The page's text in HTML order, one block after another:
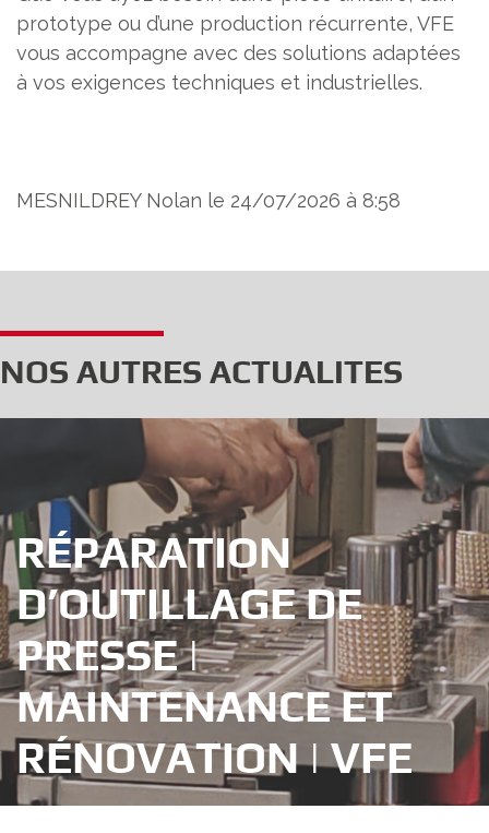
prototype ou d’une production récurrente, VFE
vous accompagne avec des solutions adaptées
à vos exigences techniques et industrielles.
MESNILDREY Nolan le 24/07/2026 à 8:58
NOS AUTRES ACTUALITES
RÉPARATION
D’OUTILLAGE DE
PRESSE |
MAINTENANCE ET
RÉNOVATION | VFE